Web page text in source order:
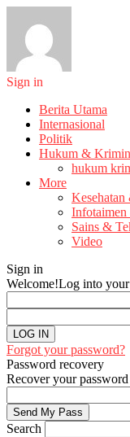
Sign in
Berita Utama
Internasional
Politik
Hukum &
hukum
More
Sains &
Video
Sign in
Welcome!Log into
Forgot your password?
Password recovery
Recover your password
Search